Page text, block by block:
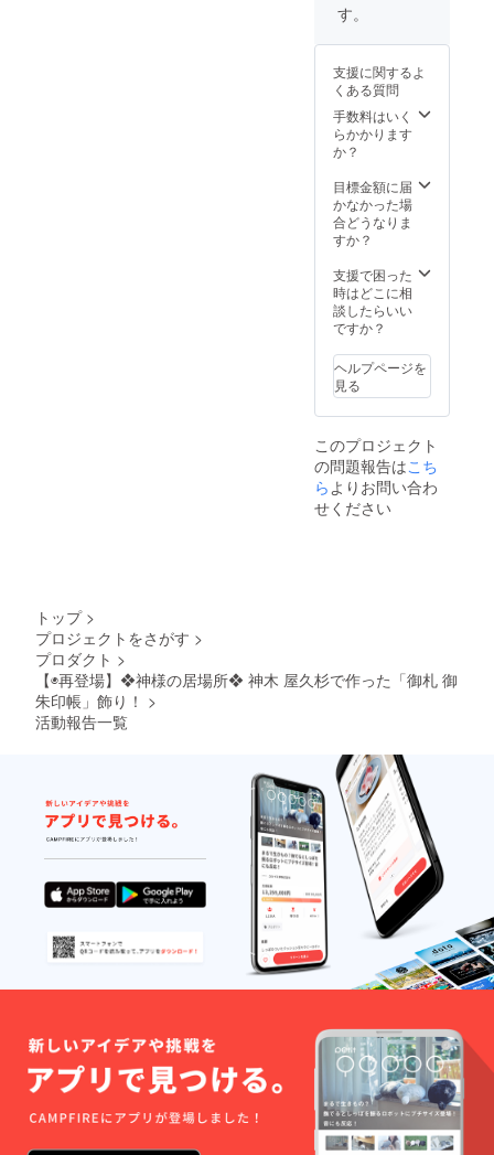
り出荷
遅れる
場合、
早急に
ご連絡
致しま
す。
支援に関するよ
くある質問
手数料はいく
らかかります
か？
目標金額に届
かなかった場
合どうなりま
すか？
支援で困った
時はどこに相
談したらいい
ですか？
ヘルプページを
見る
このプロジェクト
の問題報告はこち
ら よりお問い合わ
せください
トップ >
プロジェクトをさがす >
プロダクト >
【◉再登場】❖神様の居場所❖ 神木 屋久杉で作った「御札 御
朱印帳」飾り！ >
活動報告一覧